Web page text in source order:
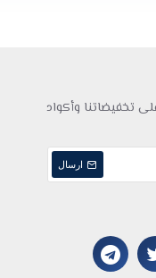
تخفيضاتنا وأكواد
ارسال